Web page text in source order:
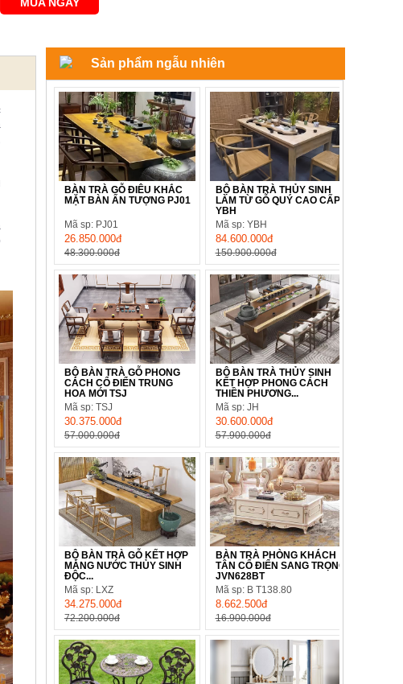
Sản phẩm ngẫu nhiên
BÀN TRÀ GỖ ĐIÊU KHẮC
MẶT BÀN ẤN TƯỢNG PJ01
Mã sp: PJ01
26.850.000đ
48.300.000đ
BỘ BÀN TRÀ THỦY SINH
LÀM TỪ GỖ QUÝ CAO CẤP
YBH
Mã sp: YBH
84.600.000đ
150.900.000đ
BỘ BÀN TRÀ GỖ PHONG
CÁCH CỔ ĐIỂN TRUNG
HOA MỚI TSJ
Mã sp: TSJ
30.375.000đ
57.000.000đ
BỘ BÀN TRÀ THỦY SINH
KẾT HỢP PHONG CÁCH
THIỀN PHƯƠNG...
Mã sp: JH
30.600.000đ
57.900.000đ
BỘ BÀN TRÀ GỖ KẾT HỢP
MÁNG NƯỚC THỦY SINH
ĐỘC...
Mã sp: LXZ
34.275.000đ
72.200.000đ
BÀN TRÀ PHÒNG KHÁCH
TÂN CỔ ĐIỂN SANG TRỌNG
JVN628BT
Mã sp: B T138.80
8.662.500đ
16.900.000đ